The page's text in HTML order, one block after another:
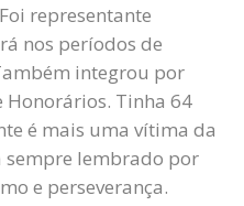
representante
nos períodos de
integrou por
Honorários. Tinha 64
é mais uma vítima da
sempre lembrado por
e perseverança.